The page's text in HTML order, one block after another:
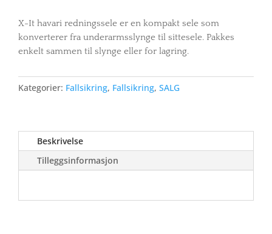
X-It havari redningssele er en kompakt sele som
konverterer fra underarmsslynge til sittesele. Pakkes
enkelt sammen til slynge eller for lagring.
Kategorier: Fallsikring, Fallsikring, SALG
Beskrivelse
Tilleggsinformasjon